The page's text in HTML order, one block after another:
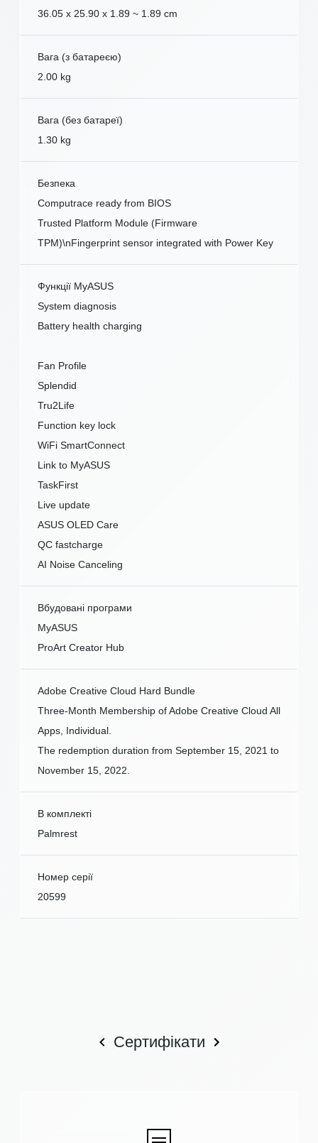
36.05 x 25.90 x 1.89 ~ 1.89 cm
Вага (з батареєю)
2.00 kg
Вага (без батареї)
1.30 kg
Безпека
Computrace ready from BIOS
Trusted Platform Module (Firmware
TPM)\nFingerprint sensor integrated with Power Key
Функції MyASUS
System diagnosis
Battery health charging
Fan Profile
Splendid
Tru2Life
Function key lock
WiFi SmartConnect
Link to MyASUS
TaskFirst
Live update
ASUS OLED Care
QC fastcharge
AI Noise Canceling
Вбудовані програми
MyASUS
ProArt Creator Hub
Adobe Creative Cloud Hard Bundle
Three-Month Membership of Adobe Creative Cloud All
Apps, Individual.
The redemption duration from September 15, 2021 to
November 15, 2022.
В комплекті
Palmrest
Номер серії
20599
Сертифікати